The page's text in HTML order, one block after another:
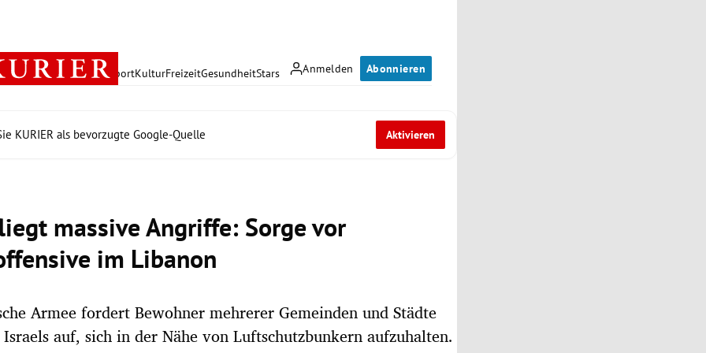
Anmelden Abonnieren
PolitikWirtschaft SportKulturFreizeitGesundheitStars
KURIER als bevorzugte Google-Quelle Aktivieren
massive Angriffe: Sorge vor
im Libanon
Armee fordert Bewohner mehrerer Gemeinden und Städte
auf, sich in der Nähe von Luftschutzbunkern aufzuhalten.